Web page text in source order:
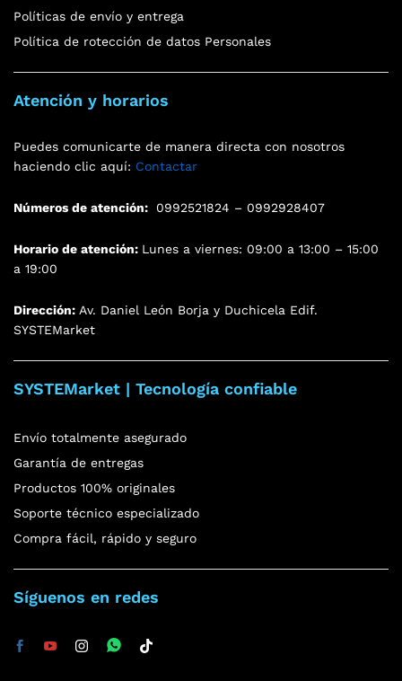
Políticas de envío y entrega
Política de rotección de datos Personales
Atención y horarios
Puedes comunicarte de manera directa con nosotros
haciendo clic aquí: Contactar
Números de atención: 0992521824 – 0992928407
Horario de atención: Lunes a viernes: 09:00 a 13:00 – 15:00
a 19:00
Dirección: Av. Daniel León Borja y Duchicela Edif.
SYSTEMarket
SYSTEMarket | Tecnología confiable
Envío totalmente asegurado
Garantía de entregas
Productos 100% originales
Soporte técnico especializado
Compra fácil, rápido y seguro
Síguenos en redes